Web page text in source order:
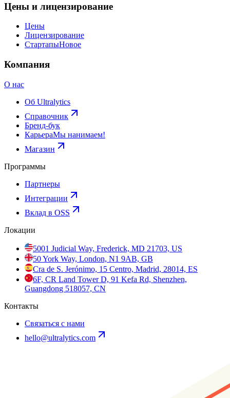
Цены и лицензирование
Цены
Лицензирование
СтартапыНовое
Компания
О нас
Об Ultralytics
Справочник
Бренд-бук
КарьераМы нанимаем!
Магазин
Программы
Партнеры
Интеграции
Вклад в OSS
Локации
5001 Judicial Way, Frederick, MD 21703, US
50 York Way, London, N1 9AB, GB
Cra de S. Jerónimo, 15 Centro, Madrid, 28014, ES
6F, CR Land Tower D, 91 Kefa Rd, Shenzhen,
Guangdong 518057, CN
Контакты
Связаться с нами
hello@ultralytics.com